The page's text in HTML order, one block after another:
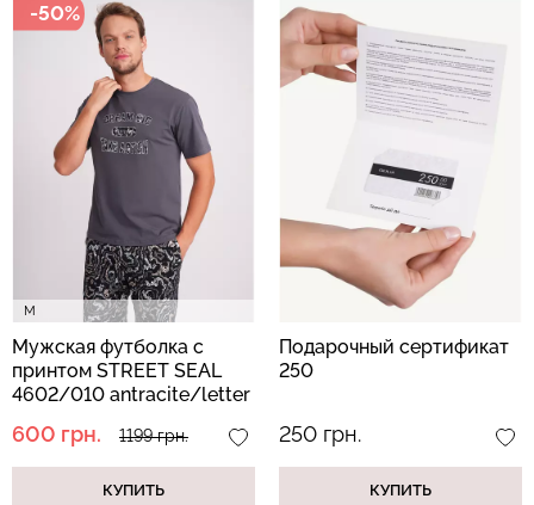
M
-50%
Мужская футболка с
принтом STREET SEAL
4602/010 antracite/letter
600 грн. 1199 грн.
КУПИТЬ
Подарочный сертификат
250
250 грн.
КУПИТЬ